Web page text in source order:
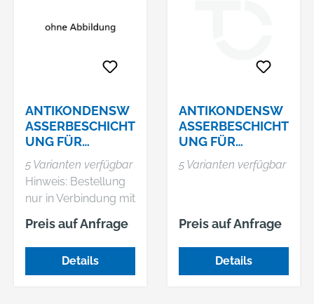
ANTIKONDENSW
ASSERBESCHICHT
UNG FÜR
SCHNELLBAU-
CONTAINER SC+
5 Varianten verfügbar
Hinweis: Bestellung
nur in Verbindung mit
einer
Containerbestellung
möglich.
Preis auf Anfrage
Details
ANTIKONDENSW
ASSERBESCHICHT
UNG FÜR
CONTAINER
KOMBINATION
5 Varianten verfügbar
Preis auf Anfrage
Details